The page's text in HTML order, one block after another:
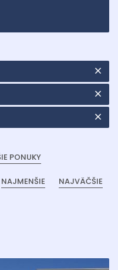
PONUKY
NAJMENŠIE NAJVÄČŠIE